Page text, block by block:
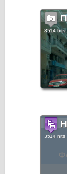
3514 hits
3514 hits